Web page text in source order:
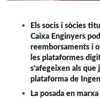
Els socis i sòcies
Caixa Enginyers
reemborsaments i
les plataformes
s'afegeixen als que
plataforma de
La posada en